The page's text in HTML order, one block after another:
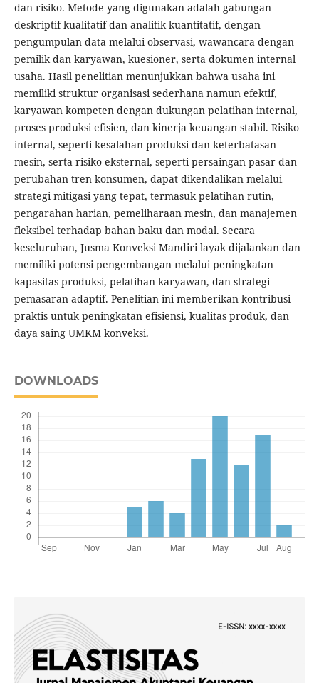
dan risiko. Metode yang digunakan adalah gabungan
deskriptif kualitatif dan analitik kuantitatif, dengan
pengumpulan data melalui observasi, wawancara dengan
pemilik dan karyawan, kuesioner, serta dokumen internal
usaha. Hasil penelitian menunjukkan bahwa usaha ini
memiliki struktur organisasi sederhana namun efektif,
karyawan kompeten dengan dukungan pelatihan internal,
proses produksi efisien, dan kinerja keuangan stabil. Risiko
internal, seperti kesalahan produksi dan keterbatasan
mesin, serta risiko eksternal, seperti persaingan pasar dan
perubahan tren konsumen, dapat dikendalikan melalui
strategi mitigasi yang tepat, termasuk pelatihan rutin,
pengarahan harian, pemeliharaan mesin, dan manajemen
fleksibel terhadap bahan baku dan modal. Secara
keseluruhan, Jusma Konveksi Mandiri layak dijalankan dan
memiliki potensi pengembangan melalui peningkatan
kapasitas produksi, pelatihan karyawan, dan strategi
pemasaran adaptif. Penelitian ini memberikan kontribusi
praktis untuk peningkatan efisiensi, kualitas produk, dan
daya saing UMKM konveksi.
DOWNLOADS